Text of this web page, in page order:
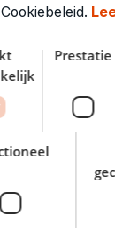
onze
Prestatie